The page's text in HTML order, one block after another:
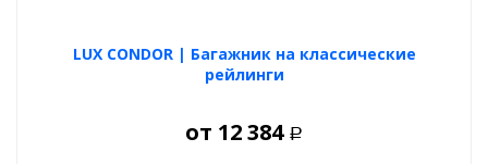
специального Т-слота в верхней части аэро поперечин.
Максимальная допустимая нагрузка на багажник 80 кг.
LUX CONDOR | Багажник на классические
рейлинги
от 12 384 Р